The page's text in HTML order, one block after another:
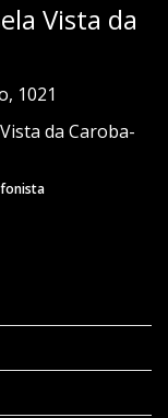
Vista da
1021
da Caroba-